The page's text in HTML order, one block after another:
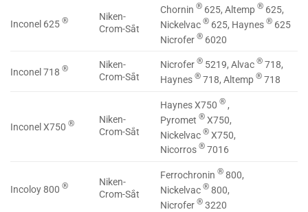
Inconel 625 ®
Niken-
Crom-Sắt
Chornin® 625, Altemp® 625,
Nickelvac® 625, Haynes® 625
Nicrofer® 6020
Inconel 718 ®
Niken-
Crom-Sắt
Nicrofer® 5219, Alvac® 718,
Haynes® 718, Altemp® 718
Inconel X750 ®
Niken-
Crom-Sắt
Haynes X750® ,
Pyromet® X750,
Nickelvac® X750,
Nicorros® 7016
Incoloy 800 ®
Niken-
Crom-Sắt
Ferrochronin® 800,
Nickelvac® 800,
Nicrofer® 3220